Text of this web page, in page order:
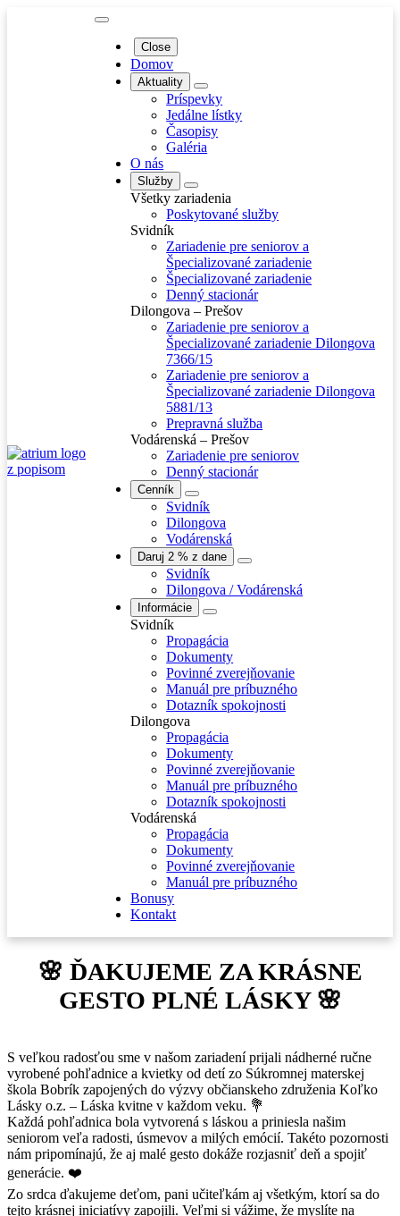
Close
Domov
Aktuality
Príspevky
Jedálne lístky
Časopisy
Galéria
O nás
Služby
Všetky zariadenia
Poskytované služby
Svidník
Zariadenie pre seniorov a
Špecializované zariadenie
Špecializované zariadenie
Denný stacionár
Dilongova – Prešov
Zariadenie pre seniorov a
Špecializované zariadenie Dilongova
7366/15
Zariadenie pre seniorov a
Špecializované zariadenie Dilongova
5881/13
Prepravná služba
Vodárenská – Prešov
Zariadenie pre seniorov
Denný stacionár
Cenník
Svidník
Dilongova
Vodárenská
Daruj 2 % z dane
Svidník
Dilongova / Vodárenská
Informácie
Svidník
Propagácia
Dokumenty
Povinné zverejňovanie
Manuál pre príbuzného
Dotazník spokojnosti
Dilongova
Propagácia
Dokumenty
Povinné zverejňovanie
Manuál pre príbuzného
Dotazník spokojnosti
Vodárenská
Propagácia
Dokumenty
Povinné zverejňovanie
Manuál pre príbuzného
Bonusy
Kontakt
🌸 ĎAKUJEME ZA KRÁSNE
GESTO PLNÉ LÁSKY 🌸
S veľkou radosťou sme v našom zariadení prijali nádherné ručne
vyrobené pohľadnice a kvietky od detí zo Súkromnej materskej
škola Bobrík zapojených do výzvy občianskeho združenia Koľko
Lásky o.z. – Láska kvitne v každom veku. 💐
Každá pohľadnica bola vytvorená s láskou a priniesla našim
seniorom veľa radosti, úsmevov a milých emócií. Takéto pozornosti
nám pripomínajú, že aj malé gesto dokáže rozjasniť deň a spojiť
generácie. ❤️
Zo srdca ďakujeme deťom, pani učiteľkám aj všetkým, ktorí sa do
tejto krásnej iniciatívy zapojili. Veľmi si vážime, že myslíte na